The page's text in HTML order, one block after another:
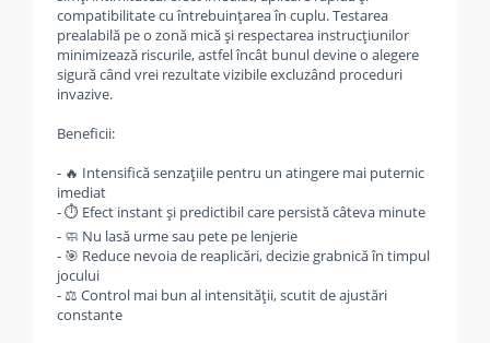
compatibilitate cu întrebuințarea în cuplu. Testarea
prealabilă pe o zonă mică și respectarea instrucțiunilor
minimizează riscurile, astfel încât bunul devine o alegere
sigură când vrei rezultate vizibile excluzând proceduri
invazive.
Beneficii:
- 🔥 Intensifică senzațiile pentru un atingere mai puternic
imediat
- ⏱️ Efect instant și predictibil care persistă câteva minute
- 🧼 Nu lasă urme sau pete pe lenjerie
- 🎯 Reduce nevoia de reaplicări, decizie grabnică în timpul
jocului
- ⚖️ Control mai bun al intensității, scutit de ajustări
constante